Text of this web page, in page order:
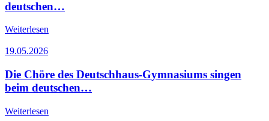
deutschen…
Weiterlesen
19.05.2026
Die Chöre des Deutschhaus-Gymnasiums singen
beim deutschen…
Weiterlesen